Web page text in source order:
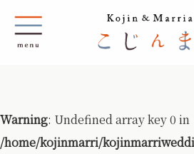
Warning: Undefined array key 0 in
/home/kojinmarri/